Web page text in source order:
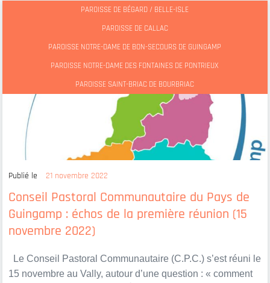
PAROISSE DE BÉGARD / BELLE-ISLE
PAROISSE DE CALLAC
PAROISSE NOTRE-DAME DE BON-SECOURS DE GUINGAMP
PAROISSE NOTRE-DAME DES FONTAINES DE PONTRIEUX
PAROISSE SAINT-BRIAC DE BOURBRIAC
Conseil Pastoral Communautaire du Pays de
Guingamp : échos de la première réunion (15
novembre 2022)
Publié le 21 novembre 2022
Le Conseil Pastoral Communautaire (C.P.C.) s’est réuni le
15 novembre au Vally, autour d’une question : « comment